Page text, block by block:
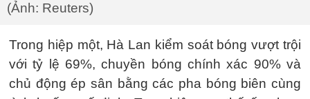
(Ảnh: Reuters)
Trong hiệp một, Hà Lan kiểm soát bóng vượt trội
với tỷ lệ 69%, chuyền bóng chính xác 90% và
chủ động ép sân bằng các pha bóng biên cùng